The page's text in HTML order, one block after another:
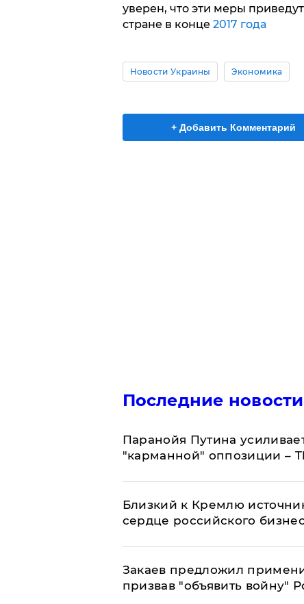
уверен, что эти меры
стране в конце 2017 года
Новости Украины Экономика
+ Добавить Комментарий
Последние новости
Паранойя Путина
"карманной" оппозиции –
Близкий к Кремлю
сердце российского
Закаев предложил
призвав "объявить войну"